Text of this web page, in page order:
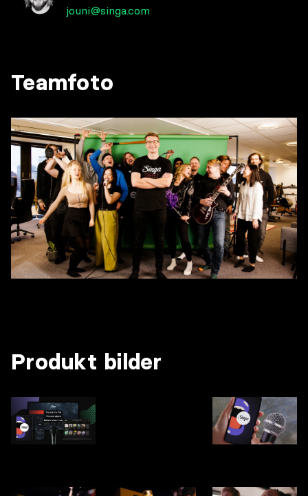
jouni@singa.com
Teamfoto
Produkt bilder